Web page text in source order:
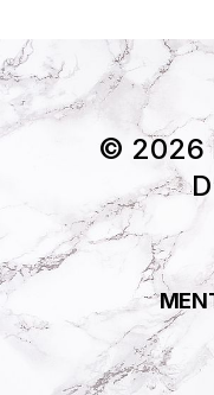
© 2026